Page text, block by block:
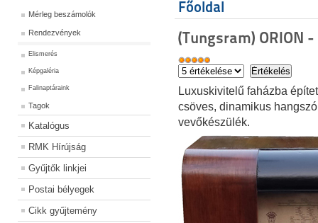
Mérleg beszámolók
Rendezvények
Elismerés
Képgaléria
Falinaptáraink
Tagok
Katalógus
RMK Hírújság
Gyűjtők linkjei
Postai bélyegek
Cikk gyűjtemény
Főoldal
(Tungsram) ORION
Luxuskivitelű faházba
csöves, dinamikus
vevőkészülék.